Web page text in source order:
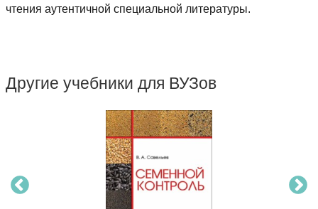
чтения аутентичной специальной литературы.
Другие учебники для ВУЗов